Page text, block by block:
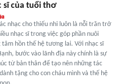
sĩ của tuổi thơ
nhạc cho thiếu nhi luôn là nỗi trăn trở
nhạc sĩ trong việc góp phần nuôi
tâm hồn thế hệ tương lai. Với nhạc sĩ
bước vào lãnh địa này chính là sự
từ bản thân để tạo nên những tác
tặng cho con cháu mình và thế hệ